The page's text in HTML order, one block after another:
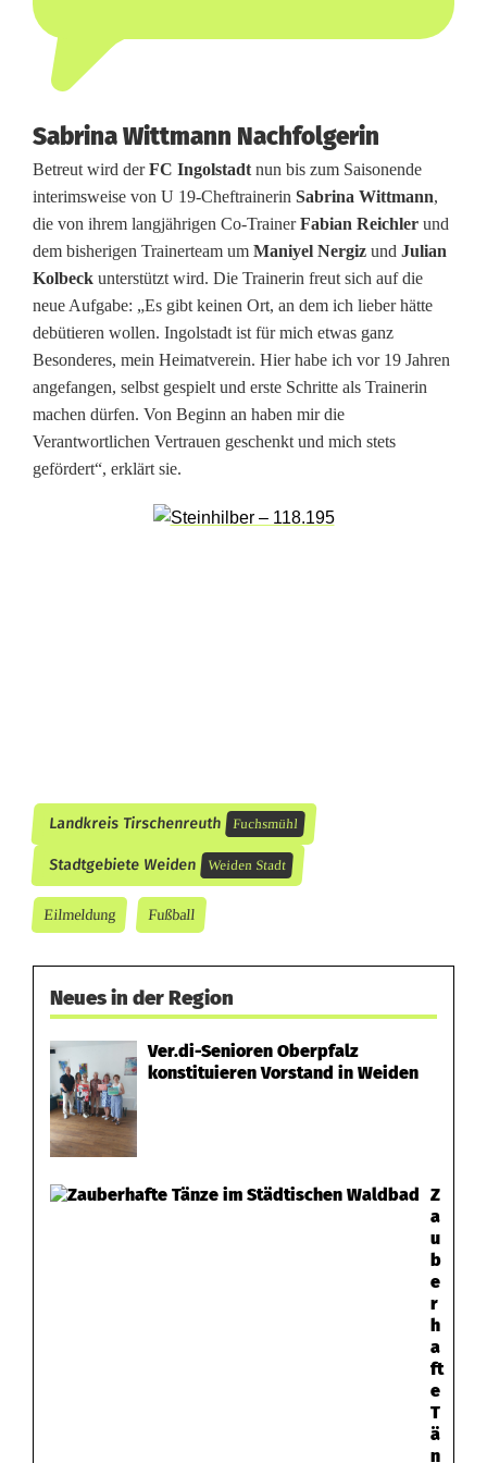
Sabrina Wittmann Nachfolgerin
Betreut wird derFC Ingolstadt nun bis zum Saisonende
interimsweise von U 19-Cheftrainerin Sabrina Wittmann,
die von ihrem langjährigen Co-TrainerFabian Reichler und
dem bisherigen Trainerteam um Maniyel Nergiz und Julian
Kolbeck unterstützt wird. Die Trainerin freut sich auf die
neue Aufgabe: „Es gibt keinen Ort, an dem ich lieber hätte
debütieren wollen. Ingolstadt ist für mich etwas ganz
Besonderes, mein Heimatverein. Hier habe ich vor 19 Jahren
angefangen, selbst gespielt und erste Schritte als Trainerin
machen dürfen. Von Beginn an haben mir die
Verantwortlichen Vertrauen geschenkt und mich stets
gefördert“, erklärt sie.
Landkreis Tirschenreuth Fuchsmühl
Stadtgebiete Weiden Weiden Stadt
Eilmeldung Fußball
Neues in der Region
Ver.di-Senioren Oberpfalz
konstituieren Vorstand in Weiden
Z
a
u
b
e
r
h
a
ft
e
T
ä
n